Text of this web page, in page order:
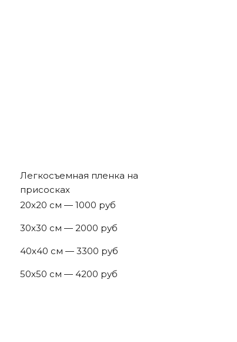
Легкосъемная пленка на
присосках
20х20 см — 1000 руб
30х30 см — 2000 руб
40х40 см — 3300 руб
50х50 см — 4200 руб